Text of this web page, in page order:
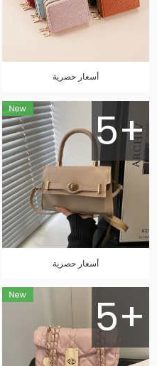
أسعار حصرية
5+
أسعار حصرية
5+